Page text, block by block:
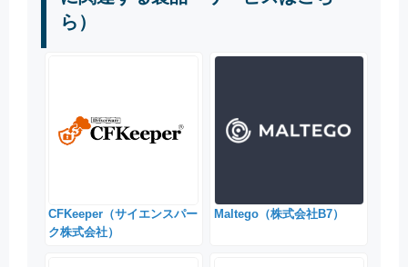
ら）
CFKeeper（サイエンスパー
ク株式会社）
Maltego（株式会社B7）